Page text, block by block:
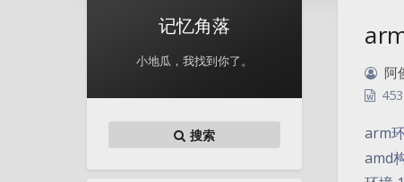
记忆角落
小地瓜，我找到你了。
搜索
阿
arm
amd